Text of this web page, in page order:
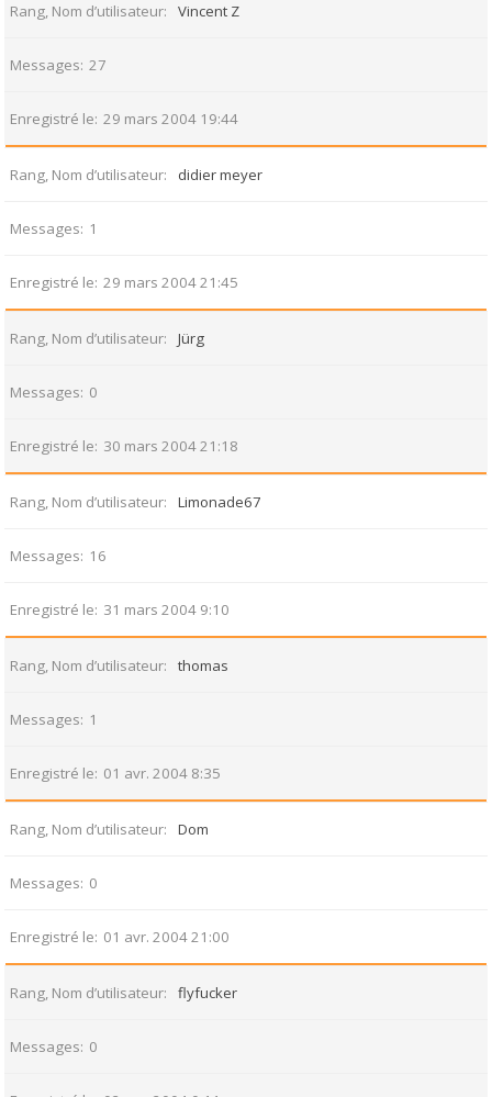
Rang, Nom d’utilisateur Vincent Z
Messages 27
Enregistré le 29 mars 2004 19:44
Rang, Nom d’utilisateur didier meyer
Messages 1
Enregistré le 29 mars 2004 21:45
Rang, Nom d’utilisateur Jürg
Messages 0
Enregistré le 30 mars 2004 21:18
Rang, Nom d’utilisateur Limonade67
Messages 16
Enregistré le 31 mars 2004 9:10
Rang, Nom d’utilisateur thomas
Messages 1
Enregistré le 01 avr. 2004 8:35
Rang, Nom d’utilisateur Dom
Messages 0
Enregistré le 01 avr. 2004 21:00
Rang, Nom d’utilisateur flyfucker
Messages 0